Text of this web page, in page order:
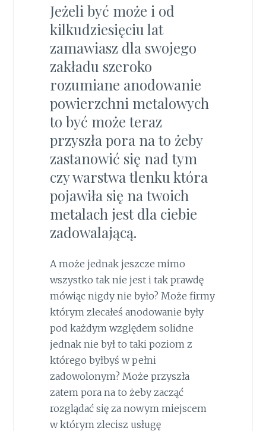
Jeżeli być może i od
kilkudziesięciu lat
zamawiasz dla swojego
zakładu szeroko
rozumiane anodowanie
powierzchni metalowych
to być może teraz
przyszła pora na to żeby
zastanowić się nad tym
czy warstwa tlenku która
pojawiła się na twoich
metalach jest dla ciebie
zadowalającą.
A może jednak jeszcze mimo
wszystko tak nie jest i tak prawdę
mówiąc nigdy nie było? Może firmy
którym zlecałeś anodowanie były
pod każdym względem solidne
jednak nie był to taki poziom z
którego byłbyś w pełni
zadowolonym? Może przyszła
zatem pora na to żeby zacząć
rozglądać się za nowym miejscem
w którym zlecisz usługę